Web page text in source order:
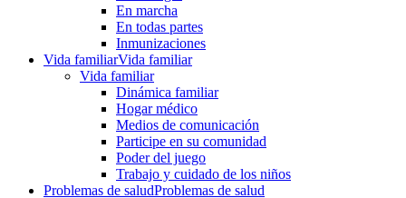
En marcha
En todas partes
Inmunizaciones
Vida familiarVida familiar
Vida familiar
Dinámica familiar
Hogar médico
Medios de comunicación
Participe en su comunidad
Poder del juego
Trabajo y cuidado de los niños
Problemas de saludProblemas de salud